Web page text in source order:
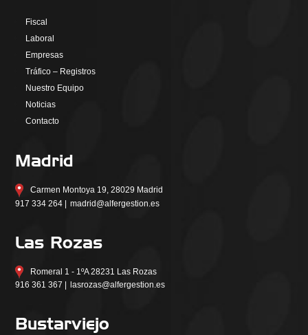
Fiscal
Laboral
Empresas
Tráfico – Registros
Nuestro Equipo
Noticias
Contacto
Madrid
Carmen Montoya 19, 28029 Madrid
917 334 264 | madrid@alfergestion.es
Las Rozas
Romeral 1 - 1ºA 28231 Las Rozas
916 361 367 |
lasrozas@alfergestion.es
Bustarviejo